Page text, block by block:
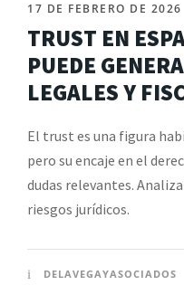
17 DE FEBRERO DE 2026
TRUST EN
PUEDE
LEGALES Y
El trust es una figura
pero su encaje en el
dudas relevantes.
riesgos jurídicos.
DELAVEGAYASOCIADOS